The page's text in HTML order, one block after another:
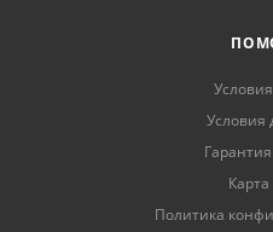
Условия
Политика